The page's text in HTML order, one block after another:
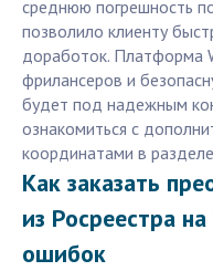
среднюю погрешность
позволило клиенту
доработок. Платформа
фрилансеров и
будет под надежным
ознакомиться с
координатами в
Как заказать
из Росреестра
ошибок